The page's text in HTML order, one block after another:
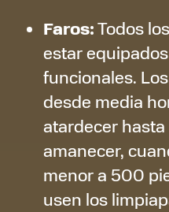
Faros:Todos
estar
funcionales.
desde media
atardecer
amanecer,
menor a 500
usen los